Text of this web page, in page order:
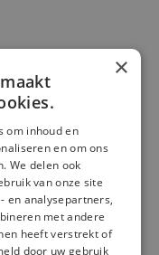
×
om inhoud en
en om ons
We delen ook
van onze site
en analysepartners,
met andere
heeft verstrekt of
door uw gebruik